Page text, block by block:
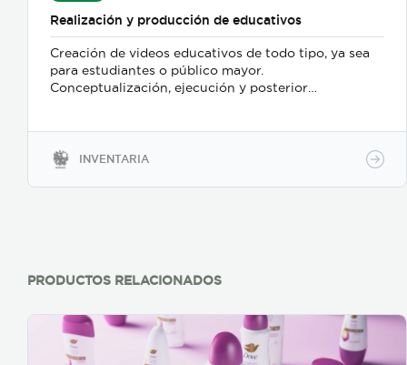
Realización y producción de educativos
Creación de videos educativos de todo tipo, ya sea
para estudiantes o público mayor.
Conceptualización, ejecución y posterior
INVENTARIA
PRODUCTOS RELACIONADOS